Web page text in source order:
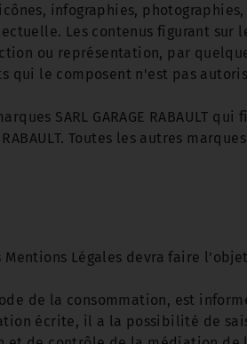
infographies,
Les contenus figurant sur
ou représentation, par
le composent n'est pas
SARL GARAGE RABAULT
Toutes les autres
Légales devra faire l’objet
de la consommation, est
écrite, il a la possibilité de